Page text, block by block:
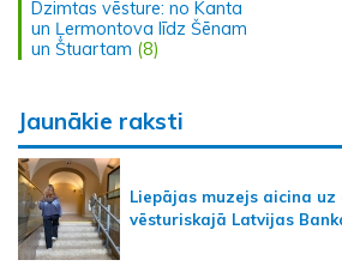
Dzimtas vēsture: no Kanta
un Ļermontova līdz Šēnam
un Štuartam (8)
Jaunākie raksti
Liepājas muzejs aicina uz
vēsturiskajā Latvijas